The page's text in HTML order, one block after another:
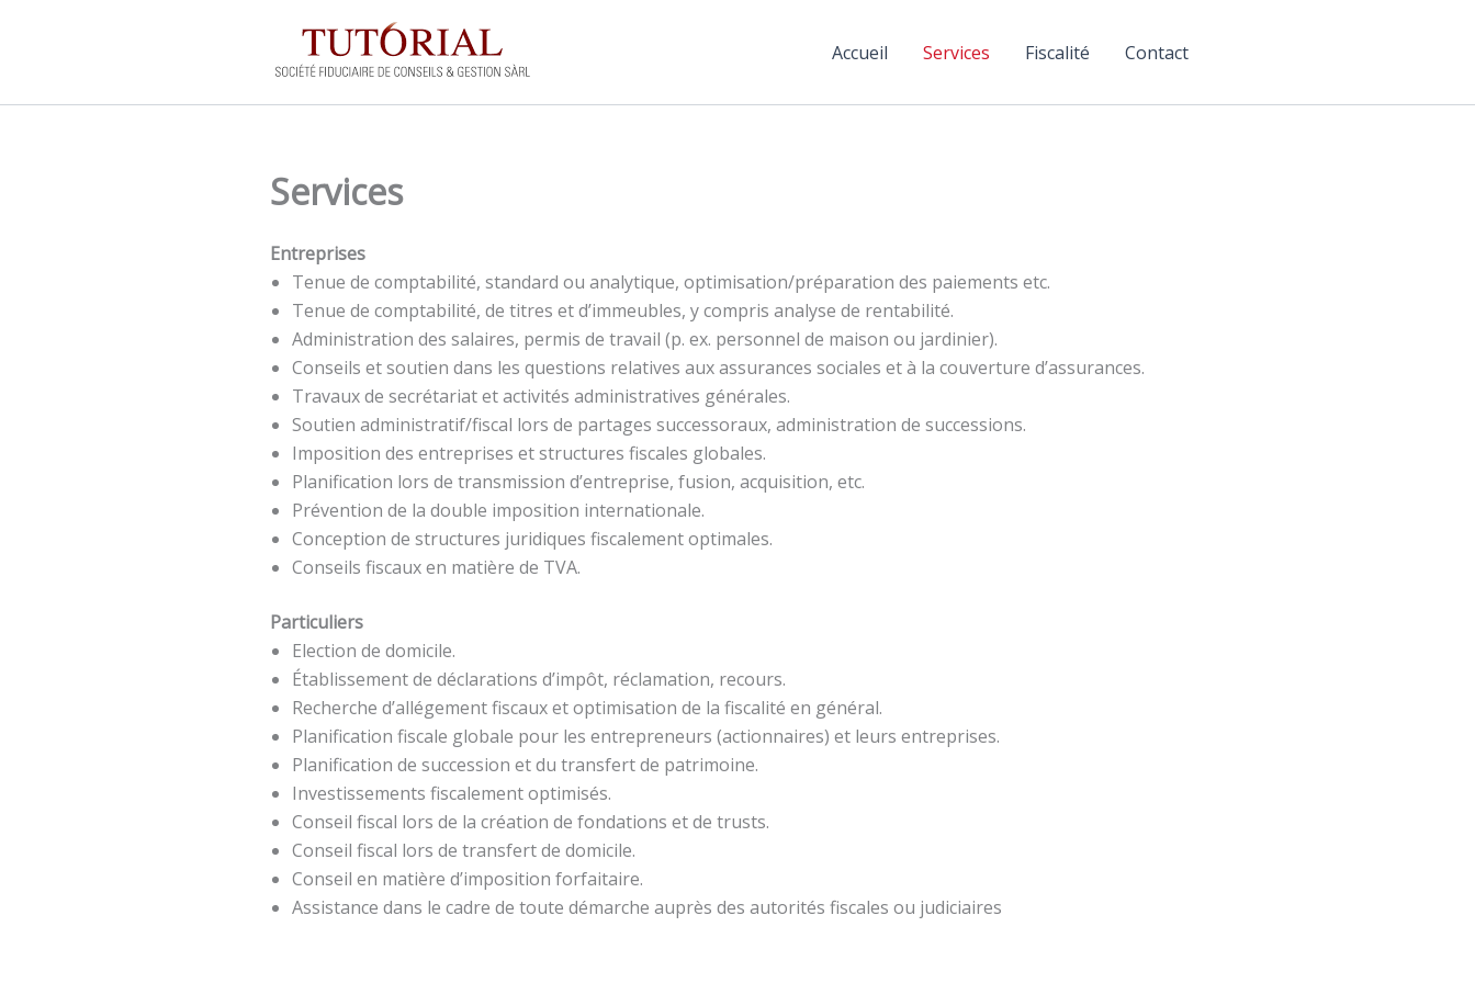
Accueil Services Fiscalité Contact
Services
Entreprises
Tenue de comptabilité, standard ou analytique, optimisation/préparation des paiements etc.
Tenue de comptabilité, de titres et d’immeubles, y compris analyse de rentabilité.
Administration des salaires, permis de travail (p. ex. personnel de maison ou jardinier).
Conseils et soutien dans les questions relatives aux assurances sociales et à la couverture d’assurances.
Travaux de secrétariat et activités administratives générales.
Soutien administratif/fiscal lors de partages successoraux, administration de successions.
Imposition des entreprises et structures fiscales globales.
Planification lors de transmission d’entreprise, fusion, acquisition, etc.
Prévention de la double imposition internationale.
Conception de structures juridiques fiscalement optimales.
Conseils fiscaux en matière de TVA.
Particuliers
Election de domicile.
Établissement de déclarations d’impôt, réclamation, recours.
Recherche d’allégement fiscaux et optimisation de la fiscalité en général.
Planification fiscale globale pour les entrepreneurs (actionnaires) et leurs entreprises.
Planification de succession et du transfert de patrimoine.
Investissements fiscalement optimisés.
Conseil fiscal lors de la création de fondations et de trusts.
Conseil fiscal lors de transfert de domicile.
Conseil en matière d’imposition forfaitaire.
Assistance dans le cadre de toute démarche auprès des autorités fiscales ou judiciaires